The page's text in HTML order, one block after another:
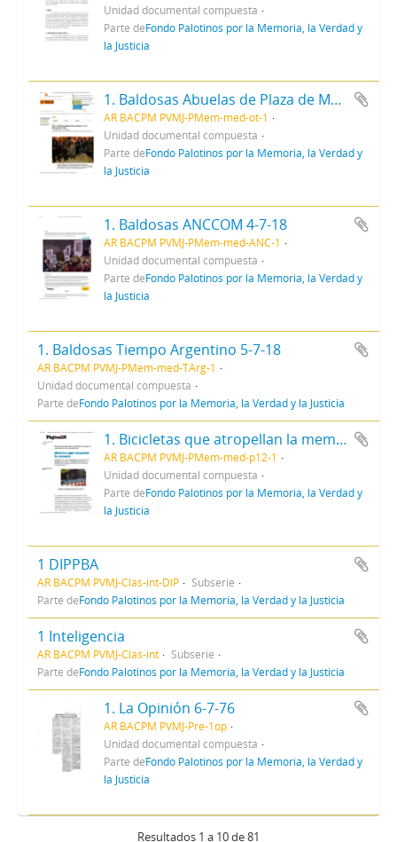
Unidad documental compuesta
Parte deFondo Palotinos por la Memoria, la Verdad y
la Justicia
1. Baldosas Abuelas de Plaza de Mayo 5-7-18
AR BACPM PVMJ-PMem-med-ot-1
Unidad documental compuesta
Parte deFondo Palotinos por la Memoria, la Verdad y
la Justicia
1. Baldosas ANCCOM 4-7-18
AR BACPM PVMJ-PMem-med-ANC-1
Unidad documental compuesta
Parte deFondo Palotinos por la Memoria, la Verdad y
la Justicia
1. Baldosas Tiempo Argentino 5-7-18
AR BACPM PVMJ-PMem-med-TArg-1
Unidad documental compuesta
Parte deFondo Palotinos por la Memoria, la Verdad y la Justicia
1. Bicicletas que atropellan la memoria - Página12 16-5-19
AR BACPM PVMJ-PMem-med-p12-1
Unidad documental compuesta
Parte deFondo Palotinos por la Memoria, la Verdad y
la Justicia
1 DIPPBA
AR BACPM PVMJ-Clas-int-DIP
Subserie
Parte deFondo Palotinos por la Memoria, la Verdad y la Justicia
1 Inteligencia
AR BACPM PVMJ-Clas-int
Subserie
Parte deFondo Palotinos por la Memoria, la Verdad y la Justicia
1. La Opinión 6-7-76
AR BACPM PVMJ-Pre-1op
Unidad documental compuesta
Parte deFondo Palotinos por la Memoria, la Verdad y
la Justicia
Resultados 1 a 10 de 81